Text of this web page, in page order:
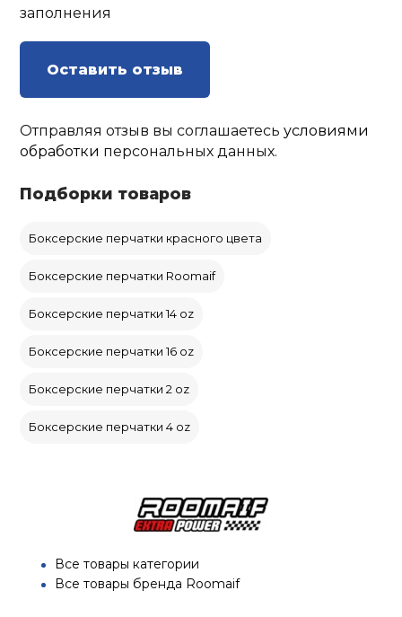
заполнения
Оставить отзыв
Отправляя отзыв вы соглашаетесьусловиями
обработки персональных данных.
Подборки товаров
Боксерские перчатки красного цвета
Боксерские перчатки Roomaif
Боксерские перчатки 14 oz
Боксерские перчатки 16 oz
Боксерские перчатки 2 oz
Боксерские перчатки 4 oz
Все товары категории
Все товары бренда Roomaif